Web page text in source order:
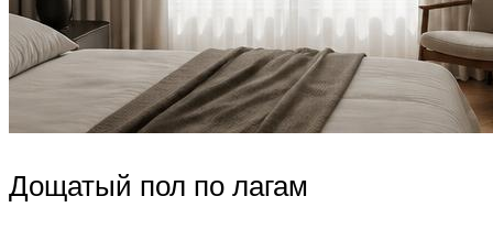
Дощатый пол по лагам